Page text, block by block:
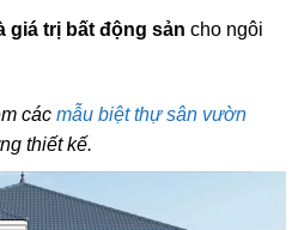
giá trị bất động sản cho ngôi
các mẫu biệt thự sân vườn
thiết kế.